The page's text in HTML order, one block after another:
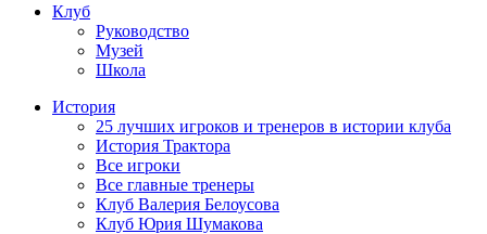
Клуб
Руководство
Музей
Школа
История
25 лучших игроков и тренеров в истории клуба
История Трактора
Все игроки
Все главные тренеры
Клуб Валерия Белоусова
Клуб Юрия Шумакова